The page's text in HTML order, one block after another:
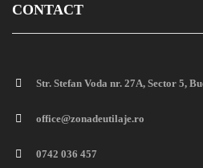
CONTACT
Str. Stefan Voda nr. 27A, Sector 5,
office@zonadeutilaje.ro
0742 036 457